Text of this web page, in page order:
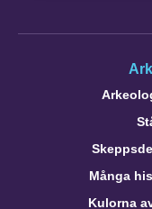
Många
Kulorna